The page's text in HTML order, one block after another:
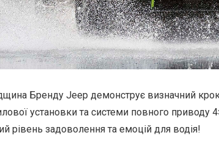
Бренду Jeep демонструє визначний
установки та системи повного
рівень задоволення та емоцій для водія!